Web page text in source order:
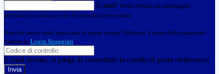
E-mail Verrà inviato un messaggio
all'indirizzo indicato con le istruzioni necessarie.
Non hai una e-mail associata al nome utente? Effettua il reset della password
tramite la Login Spaggiari
E-mail inviata, si prega di controllare la casella di posta elettronica!